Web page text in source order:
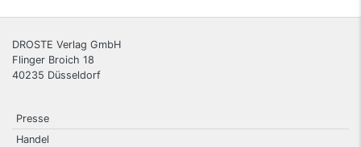
DROSTE Verlag GmbH
Flinger Broich 18
40235 Düsseldorf
Presse
Handel